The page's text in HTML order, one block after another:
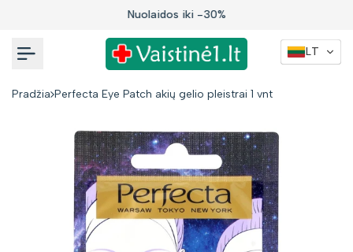
Nuolaidos iki -30%
Pradžia Perfecta Eye Patch akių gelio pleistrai 1 vnt
LT